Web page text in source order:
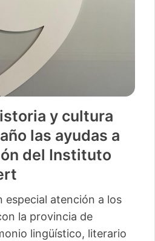
y cultura
las ayudas a
del Instituto
especial atención a los
la provincia de
lingüístico, literario